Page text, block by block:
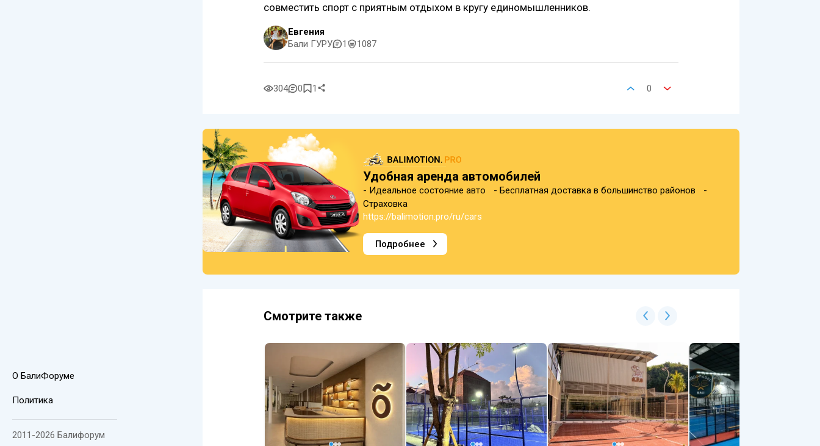
совместить спорт с приятным отдыхом в кругу единомышленников.
Евгения
Бали ГУРУ
1 1087
304 0 1 0
Удобная аренда автомобилей
- Идеальное состояние авто - Бесплатная доставка в большинство районов -
Страховка
https://balimotion.pro/ru/cars
Подробнее
Смотрите также
О БалиФоруме
Политика
2011-2026 Балифорум